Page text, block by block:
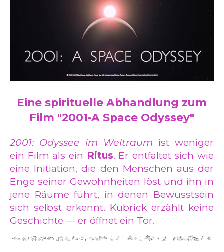
Eine spirituelle Abhandlung zum
Film "2001-A Space Odyssey"
2001: Odyssee im Weltraum ist weniger
ein Film als ein Ritus. Er entfaltet sich wie
eine Initiation, die den Menschen aus der
Enge seiner Gewohnheiten löst und ihn in
jene Räume führt, in denen Bewusstsein
sich selbst erkennt. Kubrick erzählt keine
Geschichte — er öffnet ein Tor.